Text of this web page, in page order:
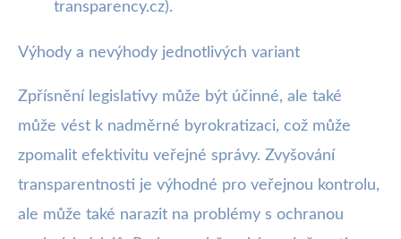
transparency.cz).
Výhody a nevýhody jednotlivých variant
Zpřísnění legislativy může být účinné, ale také
může vést k nadměrné byrokratizaci, což může
zpomalit efektivitu veřejné správy. Zvyšování
transparentnosti je výhodné pro veřejnou kontrolu,
ale může také narazit na problémy s ochranou